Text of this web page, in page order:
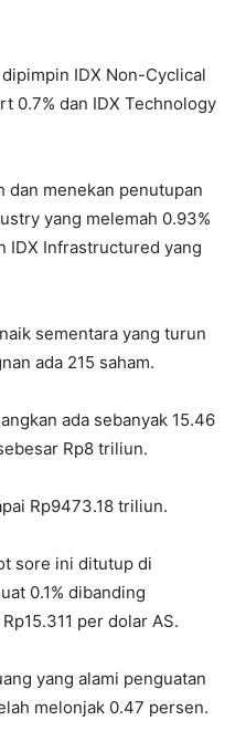
IDX Non-Cyclical
0.7% dan IDX Technology
dan menekan penutupan
yang melemah 0.93%
IDX Infrastructured yang
sementara yang turun
ada 215 saham.
ada sebanyak 15.46
Rp8 triliun.
Rp9473.18 triliun.
sore ini ditutup di
0.1% dibanding
per dolar AS.
yang alami penguatan
melonjak 0.47 persen.